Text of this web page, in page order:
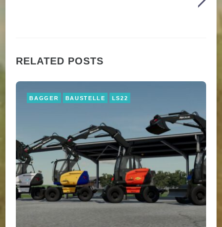
RELATED POSTS
BAGGER BAUSTELLE LS22